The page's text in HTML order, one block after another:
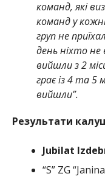
команд, які
команд у
груп не
день ніхто не
вийшли з 2
грає із 4 та 5
вийшли”.
Результати
Jubilat
“S” ZG